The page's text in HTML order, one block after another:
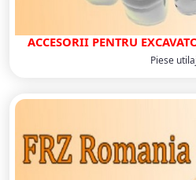
ACCESORII PENTRU
Piese